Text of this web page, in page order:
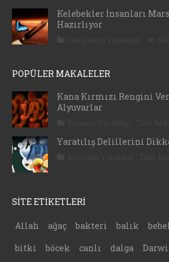
Kelebekler İnsanları
Hazırlıyor
POPÜLER MAKALELER
Kana Kırmızı Rengini
Alyuvarlar
Yaratılış Delillerini
SİTE ETİKETLERİ
Allah ağaç bakteri balık
bitki
böcek canlı dalga